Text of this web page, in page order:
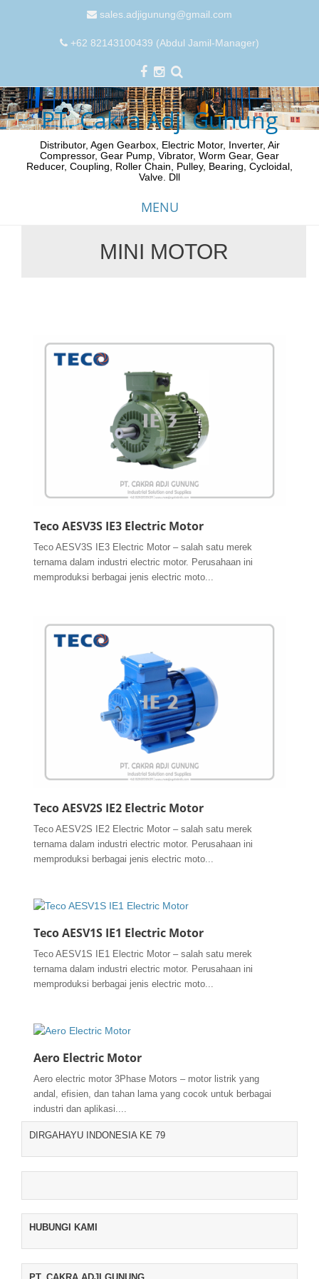
sales.adjigunung@gmail.com
+62 82143100439 (Abdul Jamil-Manager)
PT. Cakra Adji Gunung
Distributor, Agen Gearbox, Electric Motor, Inverter, Air
Compressor, Gear Pump, Vibrator, Worm Gear, Gear
Reducer, Coupling, Roller Chain, Pulley, Bearing, Cycloidal,
Valve. Dll
MENU
MINI MOTOR
Teco AESV3S IE3 Electric Motor
Teco AESV3S IE3 Electric Motor – salah satu merek
ternama dalam industri electric motor. Perusahaan ini
memproduksi berbagai jenis electric moto...
Teco AESV2S IE2 Electric Motor
Teco AESV2S IE2 Electric Motor – salah satu merek
ternama dalam industri electric motor. Perusahaan ini
memproduksi berbagai jenis electric moto...
Teco AESV1S IE1 Electric Motor
Teco AESV1S IE1 Electric Motor – salah satu merek
ternama dalam industri electric motor. Perusahaan ini
memproduksi berbagai jenis electric moto...
Aero Electric Motor
Aero electric motor 3Phase Motors – motor listrik yang
andal, efisien, dan tahan lama yang cocok untuk berbagai
industri dan aplikasi....
DIRGAHAYU INDONESIA KE 79
HUBUNGI KAMI